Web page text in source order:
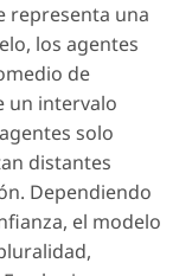
representa una
los agentes
de
un intervalo
solo
distantes
Dependiendo
el modelo